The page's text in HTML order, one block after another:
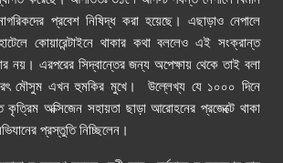
প্রবেশ নিষিদ্ধ করা হয়েছে। এছাড়াও নেপালে
কোয়ারেন্টাইনে থাকার কথা বললেও এই সংক্রান্ত
নয়। এরপরের সিদ্বান্তের জন্য অপেক্ষায় থেকে তাই বলা
মৌসুম এখন হুমকির মুখে। উল্লেখ্য যে ১০০০ দিনে
কৃত্রিম অক্সিজেন সহায়তা ছাড়া আরোহনের প্রজেক্টে থাকা
প্রস্তুতি নিচ্ছিলেন।